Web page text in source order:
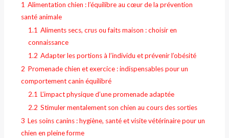
1 Alimentation chien : l’équilibre au cœur de la prévention
santé animale
1.1 Aliments secs, crus ou faits maison : choisir en
connaissance
1.2 Adapter les portions à l’individu et prévenir l’obésité
2 Promenade chien et exercice : indispensables pour un
comportement canin équilibré
2.1 L’impact physique d’une promenade adaptée
2.2 Stimuler mentalement son chien au cours des sorties
3 Les soins canins : hygiène, santé et visite vétérinaire pour un
chien en pleine forme